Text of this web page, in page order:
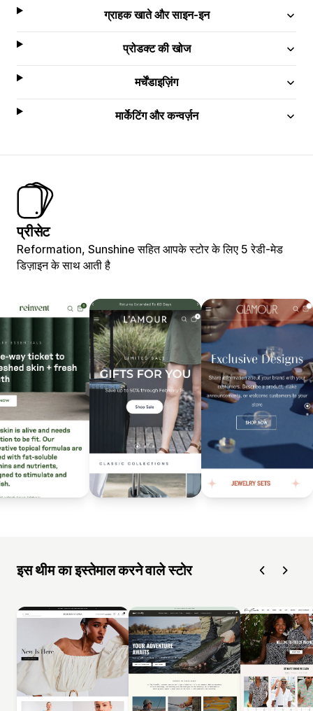
ग्राहक खाते और साइन-इन
प्रोडक्ट की खोज
मर्चेंडाइज़िंग
मार्केटिंग और कन्वर्ज़न
प्रीसेट
Reformation, Sunshine सहित आपके स्टोर के लिए 5 रेडी-मेड
डिज़ाइन के साथ आती है
इस थीम का इस्तेमाल करने वाले स्टोर